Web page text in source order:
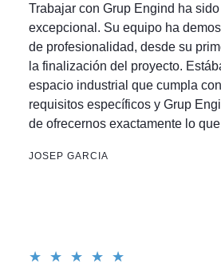
de
5
Trabajar con Grup Engind ha
excepcional. Su equipo ha
de profesionalidad, desde su
la finalización del proyecto.
espacio industrial que cumpla
requisitos específicos y Grup
de ofrecernos exactamente lo
JOSEP GARCIA
★ ★ ★ ★ ★Valorado